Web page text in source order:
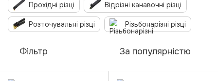
Прохідні різці Відрізні канавочні різці
Розточувальні різці Різьбонарізні різці
Фільтр За популярністю